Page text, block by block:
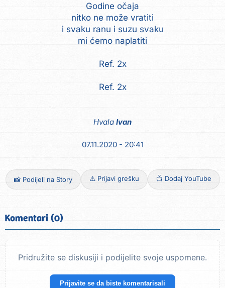
Godine očaja
nitko ne može vratiti
i svaku ranu i suzu svaku
mi ćemo naplatiti
Ref. 2x
Ref. 2x
Hvala Ivan
07.11.2020 - 20:41
📸 Podijeli na Story ⚠️ Prijavi grešku 📺 Dodaj YouTube
Komentari (0)
Pridružite se diskusiji i podijelite svoje uspomene.
Prijavite se da biste komentarisali